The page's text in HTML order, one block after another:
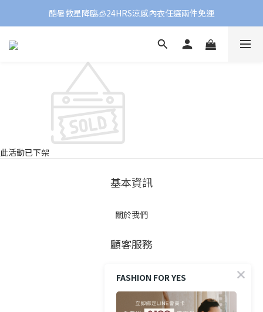
酷暑救星降臨🧊24HRS涼感內衣任選兩件免運
此活動已下架
基本資訊
關於我們
顧客服務
防詐提醒
購買方式
FASHION FOR YES